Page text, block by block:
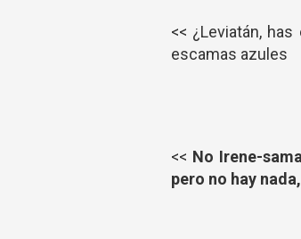
<< ¿Leviatán,
escamas azules
<< No Irene-
pero no hay